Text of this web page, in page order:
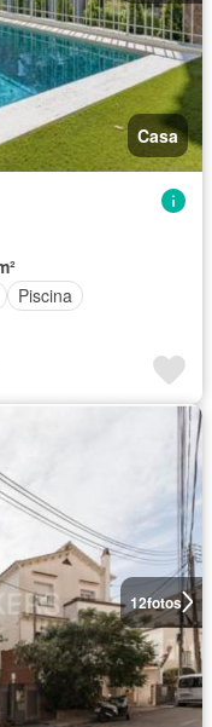
Casa
Piscina
12fotos